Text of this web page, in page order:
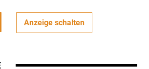
Anzeige schalten